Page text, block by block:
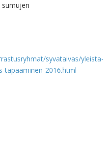
syvataivas/yleista-
tapaaminen-2016.html